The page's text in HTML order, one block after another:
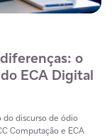
o
ECA Digital
do discurso de ódio
Computação e ECA